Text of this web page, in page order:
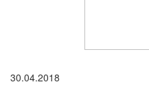
30.04.2018